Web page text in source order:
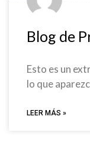
Blog de
Esto es un
lo que
LEER MÁS »